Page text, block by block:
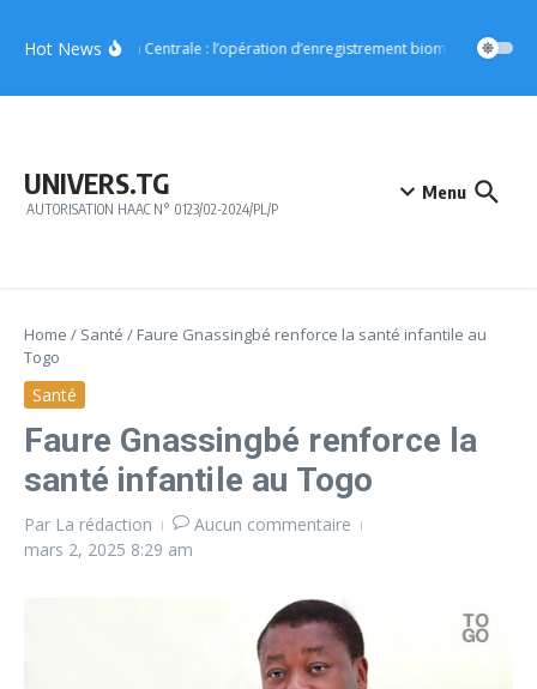
Hot NewsRégion Centrale : l’opération d’enregistrement biométrique
UNIVERS.TG
AUTORISATION HAAC N° 0123/02-2024/PL/P
Menu
Home / Santé / Faure Gnassingbé renforce la santé infantile au
Togo
Santé
Faure Gnassingbé renforce la
santé infantile au Togo
Par La rédaction
Aucun commentaire
mars 2, 2025 8:29 am